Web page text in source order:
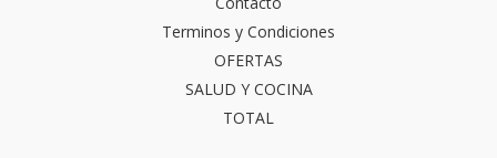
Terminos y Condiciones
OFERTAS
SALUD Y COCINA
TOTAL